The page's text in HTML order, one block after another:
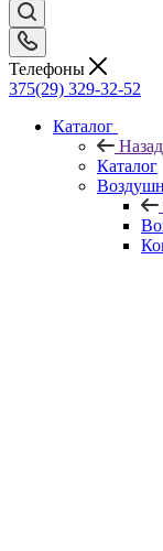
Телефоны
375(29) 329-32-52
Каталог
Назад
Каталог